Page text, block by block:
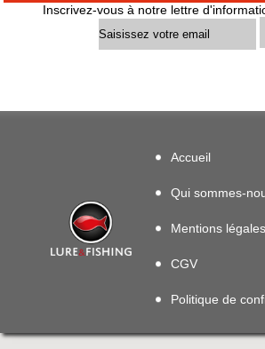
Inscrivez-vous à notre lettre
Accueil
Qui sommes-
Mentions légales
CGV
Politique de